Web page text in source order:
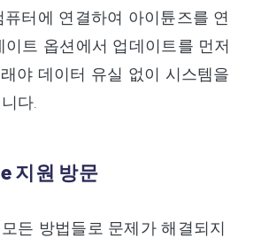
터에 연결하여 아이튠즈를 연
트 옵션에서 업데이트를 먼저
야 데이터 유실 없이 시스템을
다.
지원 방문
든 방법들로 문제가 해결되지